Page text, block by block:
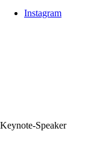
Instagram
Keynote‑Speaker